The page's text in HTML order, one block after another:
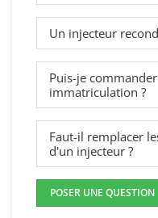
Un injecteur
Puis-je
immatriculation ?
Faut-il remplacer
d'un injecteur ?
POSER UNE QUESTION